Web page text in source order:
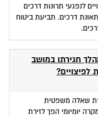
לנפגעי תרונות דרכים
דרכים. תביעת ביטוח
חגירתו במושב
שאלה משפטית
יומיומי הפך לזירת